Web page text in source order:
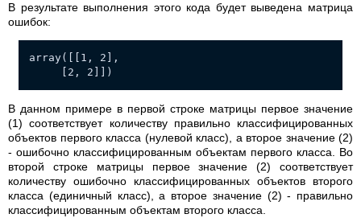
В результате выполнения этого кода будет выведена матрица
ошибок:
array([[1, 2],
[2, 2]])
В данном примере в первой строке матрицы первое значение
(1) соответствует количеству правильно классифицированных
объектов первого класса (нулевой класс), а второе значение (2)
- ошибочно классифицированным объектам первого класса. Во
второй строке матрицы первое значение (2) соответствует
количеству ошибочно классифицированных объектов второго
класса (единичный класс), а второе значение (2) - правильно
классифицированным объектам второго класса.